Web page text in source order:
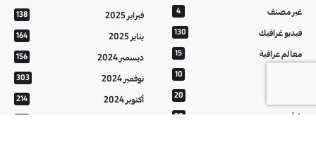
غير مصنف 4
فيديو غرافيك 130
معالم عراقية 15
10
20
هُنَّ 20
فبراير 2025 138
يناير 2025 164
ديسمبر 2024 156
نوفمبر 2024 303
أكتوبر 2024 214